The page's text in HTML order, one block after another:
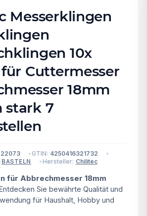
Messerklingen
10x
Cuttermesser
18mm
stark 7
22073 GTIN: 4250416321732
BASTELN Hersteller: Chilitec
für Abbrechmesser 18mm
Sie bewährte Qualität und
für Haushalt, Hobby und